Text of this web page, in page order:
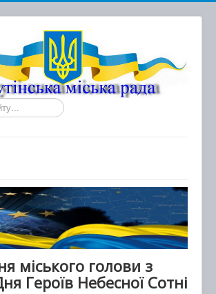
міського голови з
Героїв Небесної Сотні